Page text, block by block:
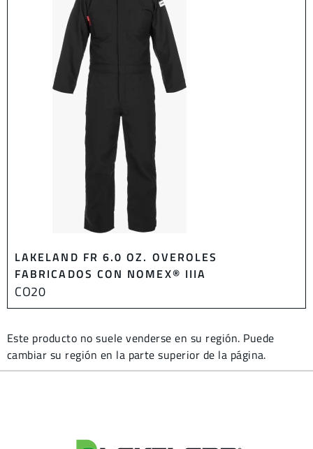
LAKELAND FR 6.0 OZ. OVEROLES
FABRICADOS CON NOMEX® IIIA
CO20
Este producto no suele venderse en su región. Puede
cambiar su región en la parte superior de la página.